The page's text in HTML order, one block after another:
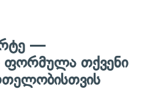
—
ფორმულა თქვენი